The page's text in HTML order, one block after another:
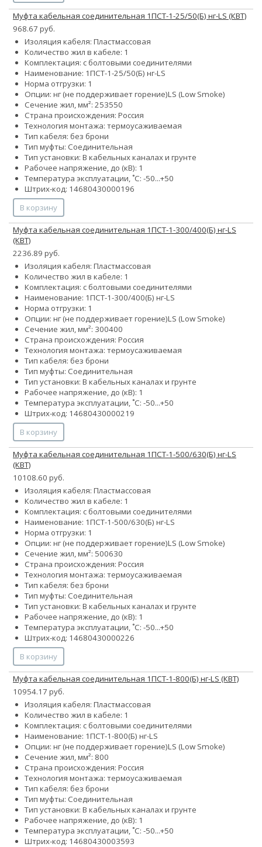
Муфта кабельная соединительная 1ПСТ-1-25/50(Б) нг-LS (КВТ)
968.67 руб.
Изоляция кабеля: Пластмассовая
Количество жил в кабеле: 1
Комплектация: с болтовыми соединителями
Наименование: 1ПСТ-1-25/50(Б) нг-LS
Норма отгрузки: 1
Опции: нг (не поддерживает горение)LS (Low Smoke)
Сечение жил, мм²: 253550
Страна происхождения: Россия
Технология монтажа: термоусаживаемая
Тип кабеля: без брони
Тип муфты: Соединительная
Тип установки: В кабельных каналах и грунте
Рабочее напряжение, до (кВ): 1
Температура эксплуатации, ˚С: -50...+50
Штрих-код: 14680430000196
В корзину
Муфта кабельная соединительная 1ПСТ-1-300/400(Б) нг-LS
(КВТ)
2236.89 руб.
Изоляция кабеля: Пластмассовая
Количество жил в кабеле: 1
Комплектация: с болтовыми соединителями
Наименование: 1ПСТ-1-300/400(Б) нг-LS
Норма отгрузки: 1
Опции: нг (не поддерживает горение)LS (Low Smoke)
Сечение жил, мм²: 300400
Страна происхождения: Россия
Технология монтажа: термоусаживаемая
Тип кабеля: без брони
Тип муфты: Соединительная
Тип установки: В кабельных каналах и грунте
Рабочее напряжение, до (кВ): 1
Температура эксплуатации, ˚С: -50...+50
Штрих-код: 14680430000219
В корзину
Муфта кабельная соединительная 1ПСТ-1-500/630(Б) нг-LS
(КВТ)
10108.60 руб.
Изоляция кабеля: Пластмассовая
Количество жил в кабеле: 1
Комплектация: с болтовыми соединителями
Наименование: 1ПСТ-1-500/630(Б) нг-LS
Норма отгрузки: 1
Опции: нг (не поддерживает горение)LS (Low Smoke)
Сечение жил, мм²: 500630
Страна происхождения: Россия
Технология монтажа: термоусаживаемая
Тип кабеля: без брони
Тип муфты: Соединительная
Тип установки: В кабельных каналах и грунте
Рабочее напряжение, до (кВ): 1
Температура эксплуатации, ˚С: -50...+50
Штрих-код: 14680430000226
В корзину
Муфта кабельная соединительная 1ПСТ-1-800(Б) нг-LS (КВТ)
10954.17 руб.
Изоляция кабеля: Пластмассовая
Количество жил в кабеле: 1
Комплектация: с болтовыми соединителями
Наименование: 1ПСТ-1-800(Б) нг-LS
Опции: нг (не поддерживает горение)LS (Low Smoke)
Сечение жил, мм²: 800
Страна происхождения: Россия
Технология монтажа: термоусаживаемая
Тип кабеля: без брони
Тип муфты: Соединительная
Тип установки: В кабельных каналах и грунте
Рабочее напряжение, до (кВ): 1
Температура эксплуатации, ˚С: -50...+50
Штрих-код: 14680430003593